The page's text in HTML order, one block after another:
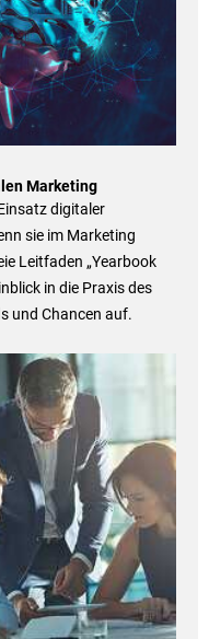
Marketing
digitaler
sie im Marketing
Leitfaden „Yearbook
in die Praxis des
und Chancen auf.